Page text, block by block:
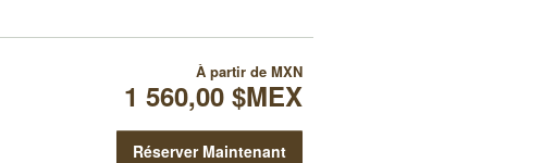
À partir de MXN
1 560,00 $MEX
Réserver Maintenant